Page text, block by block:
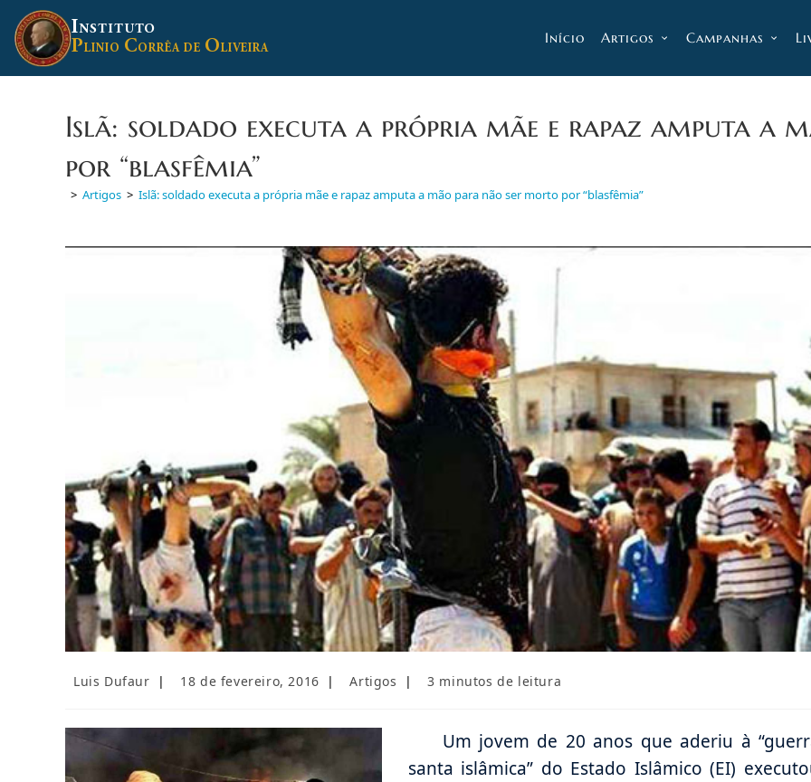
para
conteúdo
INSTITUTO
PLINIO CORRÊA DE OLIVEIRA
Início Artigos Campanhas
Islã: soldado executa a própria mãe e rapaz amputa a
por “blasfêmia”
> Artigos > Islã: soldado executa a própria mãe e rapaz amputa a mão para não ser morto por “blasfêmia”
Autor
Luis Dufaur
Post
18 de fevereiro, 2016
Categoria
Artigos
Tempo
3 minutos de leitura
Um jovem de 20 anos que aderiu à
santa islâmica” do Estado Islâmico (EI)